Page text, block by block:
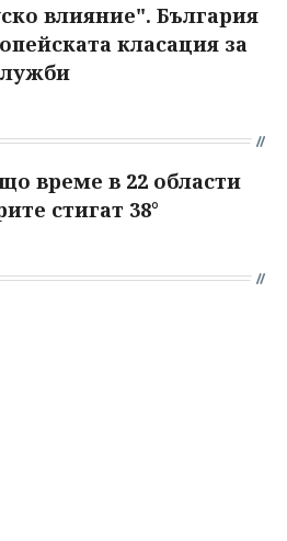
влияние". България
класация за
време в 22 области
стигат 38°